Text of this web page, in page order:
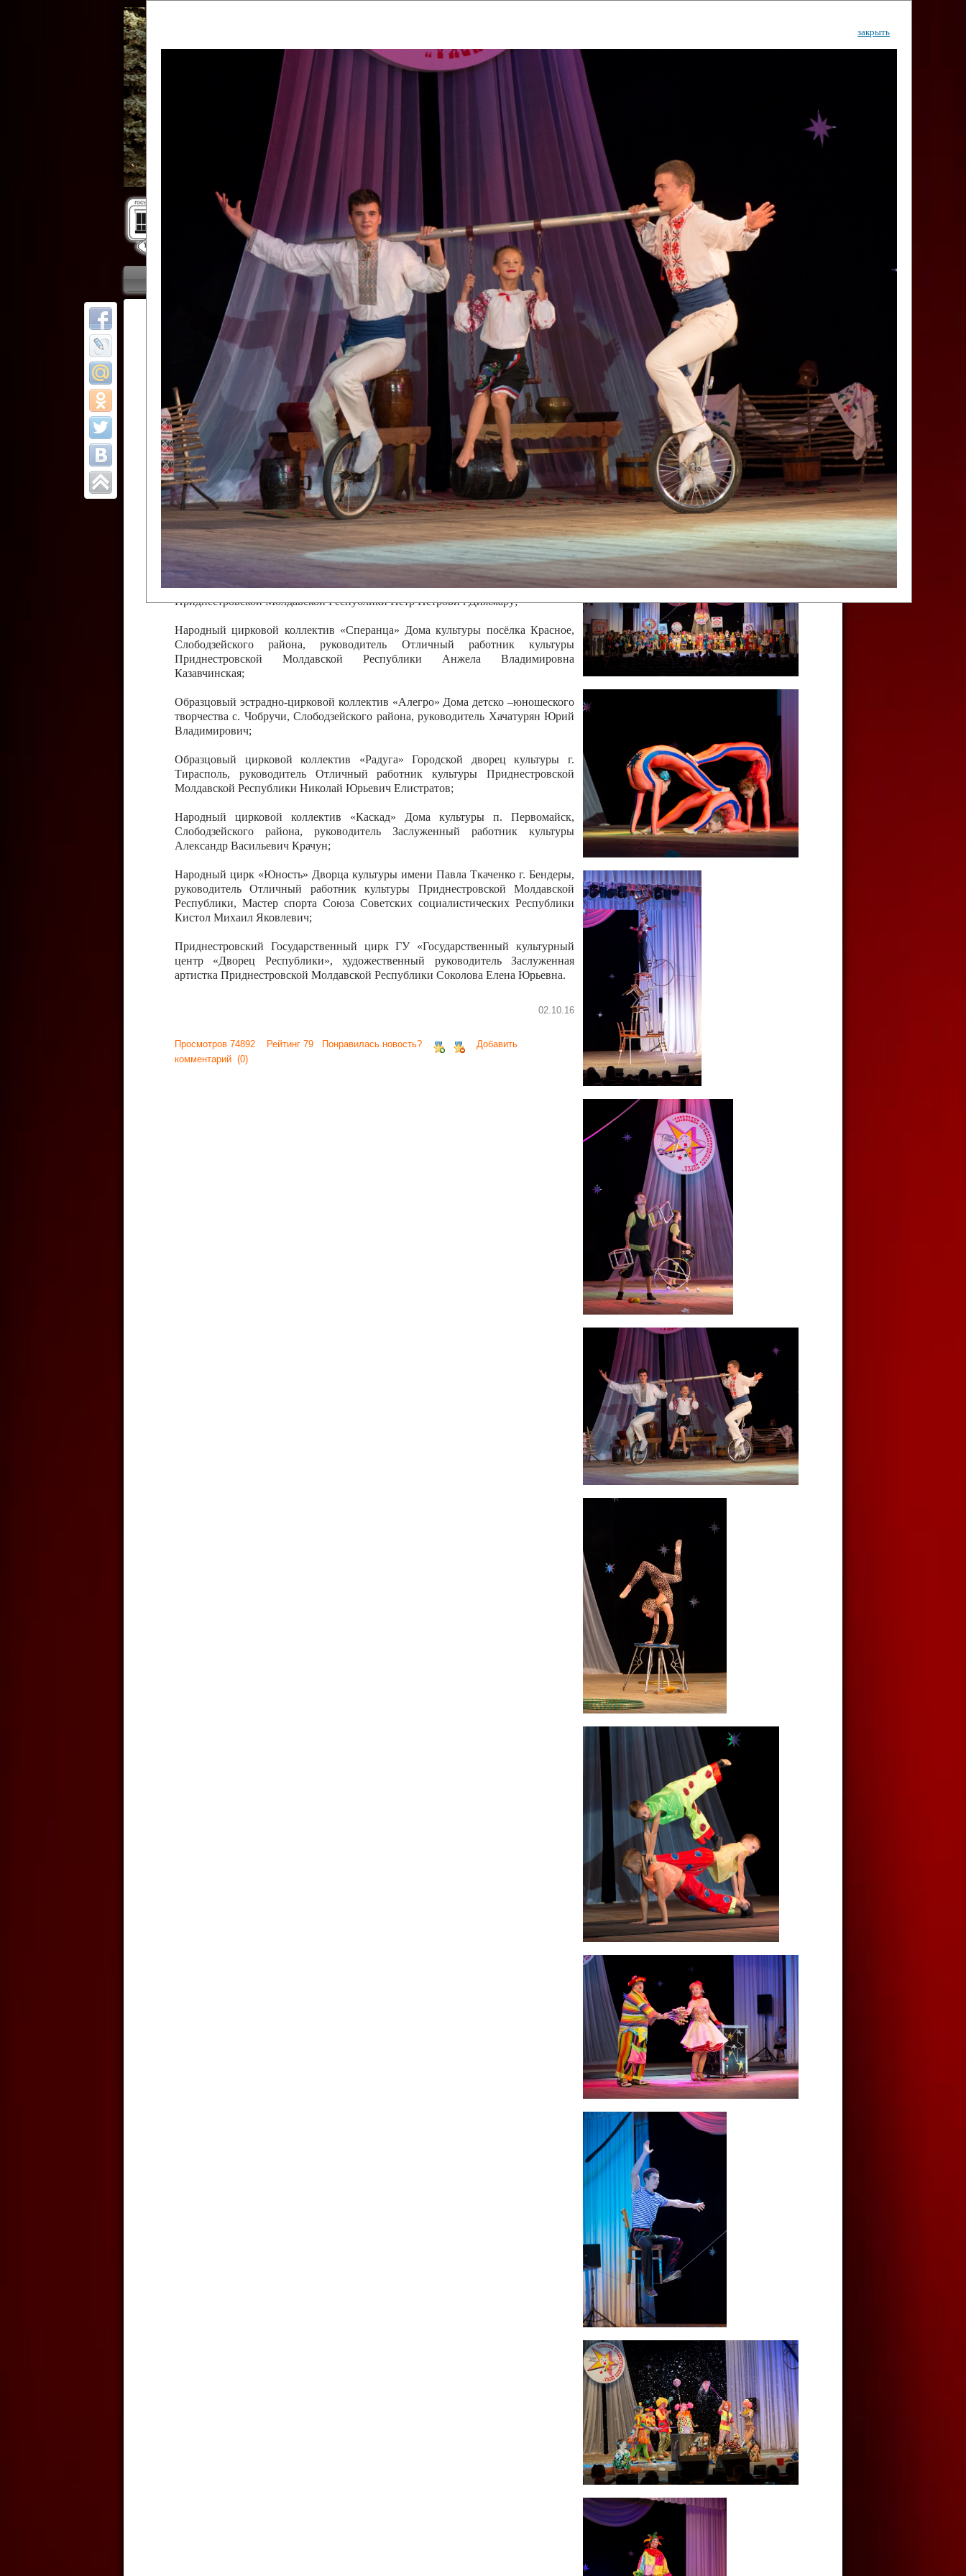
Государственный культурный центр
Дворец Республики
Приветствие Коллективы Новости Афиша Арт-монитор Арт-прожектор Инфо
ОТЧЕТЫ ГКЦ "ДВОРЕЦ РЕСПУБЛИКИ"
закрыть
Все отчеты
Финал Республиканского фестиваля
цирковых коллективов "Созвездие
Приднестровского цирка"
Участники фестиваля:
Образцовый эстрадно-цирковой коллектив «Ровесник» Дом культуры с.
Протягайловка, г. Бендеры , руководитель Рогожинер Светлана Георгиевна
Народный цирковой клоунский коллектив «Шари-вари» МУ «Культурно-
досуговый центр «Шелковик» г.Бендеры, руководители Отличные работники
культуры Приднестровской Молдавской Республики Алёна Александровна и
Олег Степанович Райлян;
Народный цирковой коллектив «Энтузиасты» Дома культуры с. Делакеу,
Григориопольского района, руководитель Отличный работник культуры
Приднестровской Молдавской Республики Пётр Петрович Дижмару;
Народный цирковой коллектив «Сперанца» Дома культуры посёлка Красное,
Слободзейского района, руководитель Отличный работник культуры
Приднестровской Молдавской Республики Анжела Владимировна
Казавчинская;
Образцовый эстрадно-цирковой коллектив «Алегро» Дома детско –юношеского
творчества с. Чобручи, Слободзейского района, руководитель Хачатурян Юрий
Владимирович;
Образцовый цирковой коллектив «Радуга» Городской дворец культуры г.
Тирасполь, руководитель Отличный работник культуры Приднестровской
Молдавской Республики Николай Юрьевич Елистратов;
Народный цирковой коллектив «Каскад» Дома культуры п. Первомайск,
Слободзейского района, руководитель Заслуженный работник культуры
Александр Васильевич Крачун;
Народный цирк «Юность» Дворца культуры имени Павла Ткаченко г. Бендеры,
руководитель Отличный работник культуры Приднестровской Молдавской
Республики, Мастер спорта Союза Советских социалистических Республики
Кистол Михаил Яковлевич;
Приднестровский Государственный цирк ГУ «Государственный культурный
центр «Дворец Республики», художественный руководитель Заслуженная
артистка Приднестровской Молдавской Республики Соколова Елена Юрьевна.
02.10.16
Просмотров 74892 Рейтинг 79 Понравилась новость?
Добавить
комментарий (0)